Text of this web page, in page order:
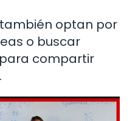
optan por
o buscar
compartir